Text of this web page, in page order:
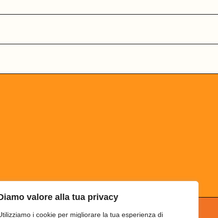
valore alla tua privacy
i cookie per migliorare la tua esperienza di